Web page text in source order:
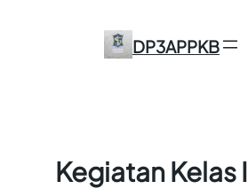
DP3APPKB
Kegiatan Kelas